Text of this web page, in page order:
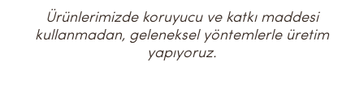
Ürünlerimizde koruyucu ve katkı maddesi
kullanmadan, geleneksel yöntemlerle üretim
yapıyoruz.